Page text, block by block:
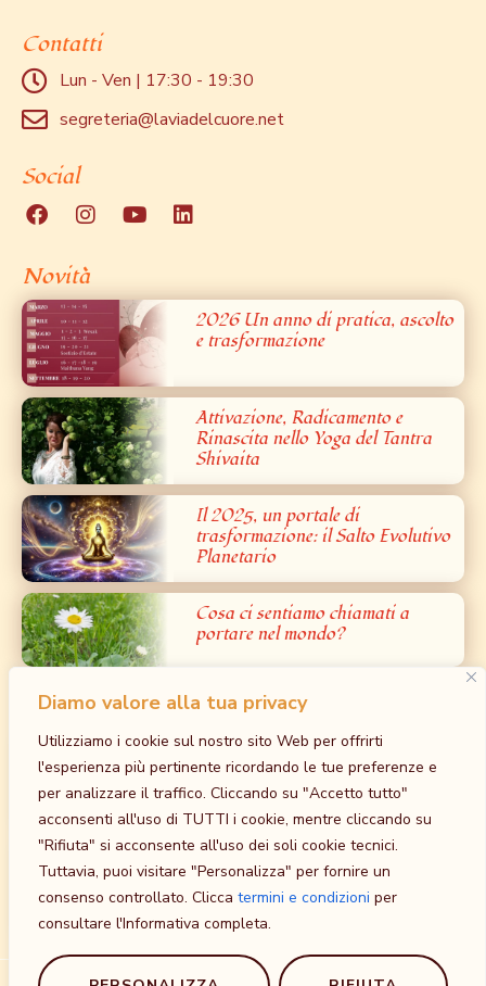
Diamo valore alla tua privacy
Utilizziamo i cookie sul nostro sito Web per offrirti
l'esperienza più pertinente ricordando le tue preferenze e
per analizzare il traffico. Cliccando su "Accetto tutto"
acconsenti all'uso di TUTTI i cookie, mentre cliccando su
"Rifiuta" si acconsente all'uso dei soli cookie tecnici.
Tuttavia, puoi visitare "Personalizza" per fornire un
consenso controllato. Clicca termini e condizioni per
consultare l'Informativa completa.
Contatti
Lun - Ven | 17:30 - 19:30
segreteria@laviadelcuore.net
Social
Novità
2026 Un anno di pratica, ascolto
e trasformazione
Attivazione, Radicamento e
Rinascita nello Yoga del Tantra
Shivaita
Il 2025, un portale di
trasformazione: il Salto Evolutivo
Planetario
Cosa ci sentiamo chiamati a
portare nel mondo?
Prossimi Eventi
Iniziazione al Bardo: la Grande Liberazione
dalla Paura – Tantra Bianco
atTempio della Madre, Cavriago, RE
Iniziazione al Maithuna Yin: l’unione sacra
Sessuale nella via del non-Fare
atAgriturismo Sole Luna, Baiso, RE, Emilia-Romagna